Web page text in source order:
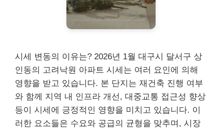
시세 변동의 이유는? 2026년 1월 대구시 달서구 상
인동의 고려낙원 아파트 시세는 여러 요인에 의해
영향을 받고 있습니다. 본 단지는 재건축 진행 여부
와 함께 지역 내 인프라 개선, 대중교통 접근성 향상
등이 시세에 긍정적인 영향을 미치고 있습니다. 이
러한 요소들은 수요와 공급의 균형을 맞추며, 시장